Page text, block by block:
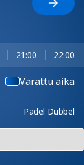
21:00 22:00
Varattu aika
Padel Dubbel